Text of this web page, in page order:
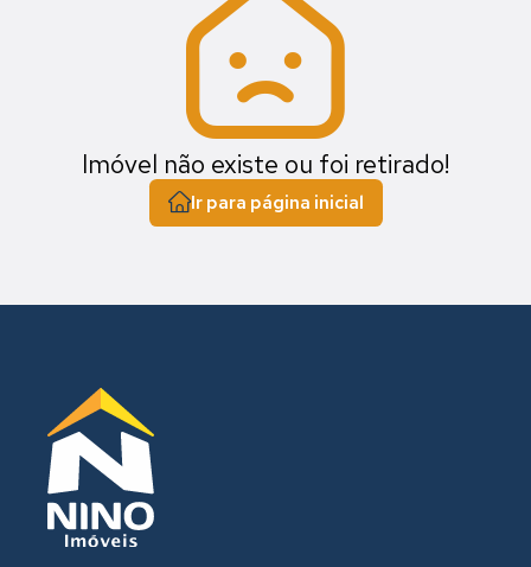
Imóvel não existe ou foi retirado!
Ir para página inicial